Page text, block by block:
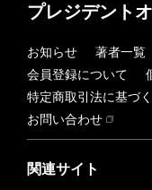
プレジデント
お知らせ 著者一覧
会員登録について
特定商取引法に基づ
お問い合わせ
関連サイト